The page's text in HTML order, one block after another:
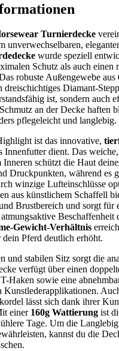
Turnierdecke
unverwechselbaren,
wurde speziell
Schutz als auch einen
robuste Außengewebe aus
dreischichtiges Diamant-
ist, sondern auch
an der Decke haften
pflegeleicht und langlebig.
ist das innovative,
Innenfutter dient. Das
schützt die Haut
Druckpunkten, während es
winzige Lufteinschlüsse
aus künstlichem Schaffell
Brustbereich und sorgt für
Beschaffenheit
Gewicht-Verhältnis
Pferd deutlich erhöht.
und stabilen Sitz sorgt die
verfügt über einen
Haken sowie eine
Kunstlederapplikationen.
lässt sich dank ihrer
einer 160g Wattierung ist
Tage. Um die
kannst du die